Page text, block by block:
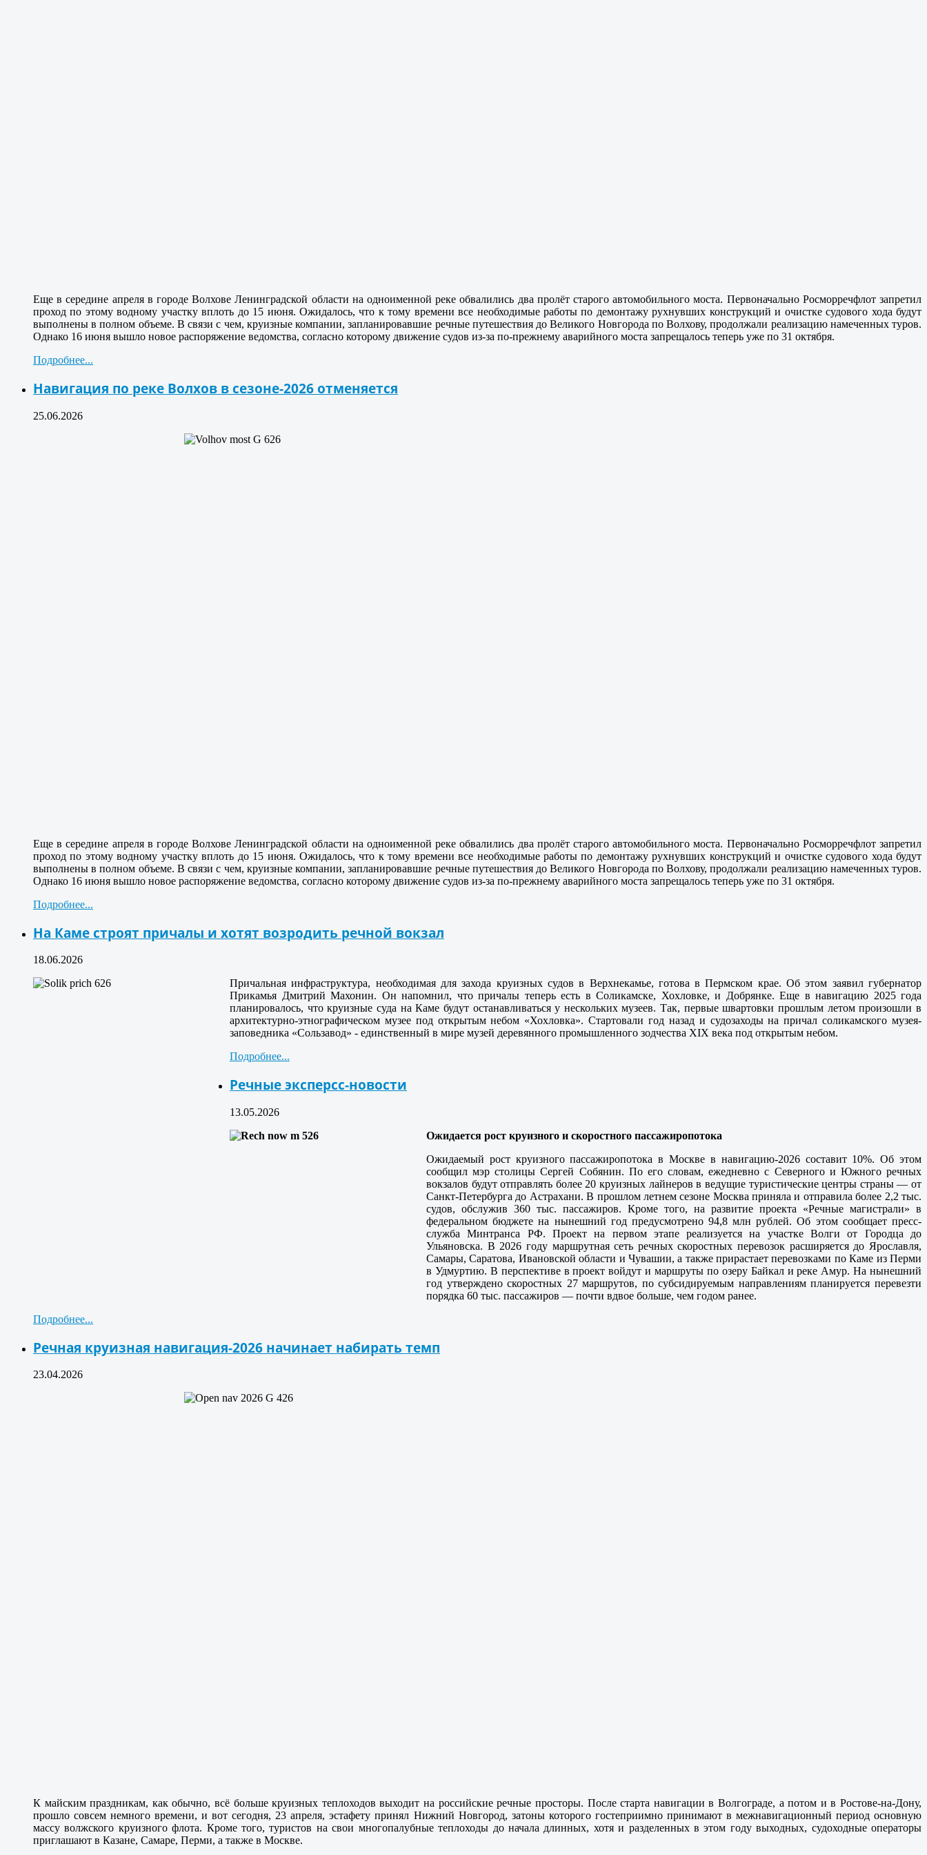
Еще в середине апреля в городе Волхове Ленинградской области на одноименной реке обвалились два пролёт старого автомобильного моста. Первоначально Росморречфлот запретил
проход по этому водному участку вплоть до 15 июня. Ожидалось, что к тому времени все необходимые работы по демонтажу рухнувших конструкций и очистке судового хода будут
выполнены в полном объеме. В связи с чем, круизные компании, запланировавшие речные путешествия до Великого Новгорода по Волхову, продолжали реализацию намеченных туров.
Однако 16 июня вышло новое распоряжение ведомства, согласно которому движение судов из-за по-прежнему аварийного моста запрещалось теперь уже по 31 октября.
Подробнее...
Навигация по реке Волхов в сезоне-2026 отменяется
25.06.2026
Еще в середине апреля в городе Волхове Ленинградской области на одноименной реке обвалились два пролёт старого автомобильного моста. Первоначально Росморречфлот запретил
проход по этому водному участку вплоть до 15 июня. Ожидалось, что к тому времени все необходимые работы по демонтажу рухнувших конструкций и очистке судового хода будут
выполнены в полном объеме. В связи с чем, круизные компании, запланировавшие речные путешествия до Великого Новгорода по Волхову, продолжали реализацию намеченных туров.
Однако 16 июня вышло новое распоряжение ведомства, согласно которому движение судов из-за по-прежнему аварийного моста запрещалось теперь уже по 31 октября.
Подробнее...
На Каме строят причалы и хотят возродить речной вокзал
18.06.2026
Причальная инфраструктура, необходимая для захода круизных судов в Верхнекамье, готова в Пермском крае. Об этом заявил губернатор
Прикамья Дмитрий Махонин. Он напомнил, что причалы теперь есть в Соликамске, Хохловке, и Добрянке. Еще в навигацию 2025 года
планировалось, что круизные суда на Каме будут останавливаться у нескольких музеев. Так, первые швартовки прошлым летом произошли в
архитектурно-этнографическом музее под открытым небом «Хохловка». Стартовали год назад и судозаходы на причал соликамского музея-
заповедника «Сользавод» - единственный в мире музей деревянного промышленного зодчества XIX века под открытым небом.
Подробнее...
Речные эксперсс-новости
13.05.2026
Ожидается рост круизного и скоростного пассажиропотока
Ожидаемый рост круизного пассажиропотока в Москве в навигацию-2026 составит 10%. Об этом
сообщил мэр столицы Сергей Собянин. По его словам, ежедневно с Северного и Южного речных
вокзалов будут отправлять более 20 круизных лайнеров в ведущие туристические центры страны — от
Санкт-Петербурга до Астрахани. В прошлом летнем сезоне Москва приняла и отправила более 2,2 тыс.
судов, обслужив 360 тыс. пассажиров. Кроме того, на развитие проекта «Речные магистрали» в
федеральном бюджете на нынешний год предусмотрено 94,8 млн рублей. Об этом сообщает пресс-
служба Минтранса РФ. Проект на первом этапе реализуется на участке Волги от Городца до
Ульяновска. В 2026 году маршрутная сеть речных скоростных перевозок расширяется до Ярославля,
Самары, Саратова, Ивановской области и Чувашии, а также прирастает перевозками по Каме из Перми
в Удмуртию. В перспективе в проект войдут и маршруты по озеру Байкал и реке Амур. На нынешний
год утверждено скоростных 27 маршрутов, по субсидируемым направлениям планируется перевезти
порядка 60 тыс. пассажиров — почти вдвое больше, чем годом ранее.
Подробнее...
Речная круизная навигация-2026 начинает набирать темп
23.04.2026
К майским праздникам, как обычно, всё больше круизных теплоходов выходит на российские речные просторы. После старта навигации в Волгограде, а потом и в Ростове-на-Дону,
прошло совсем немного времени, и вот сегодня, 23 апреля, эстафету принял Нижний Новгород, затоны которого гостеприимно принимают в межнавигационный период основную
массу волжского круизного флота. Кроме того, туристов на свои многопалубные теплоходы до начала длинных, хотя и разделенных в этом году выходных, судоходные операторы
приглашают в Казане, Самаре, Перми, а также в Москве.